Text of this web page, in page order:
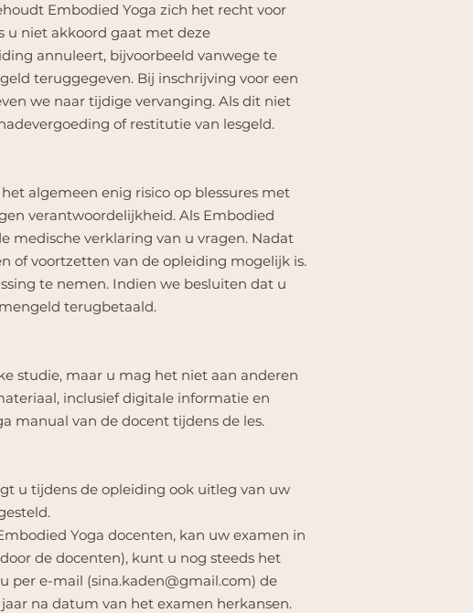
Embodied Yoga zich het recht voor
u niet akkoord gaat met deze
annuleert, bijvoorbeeld vanwege te
teruggegeven. Bij inschrijving voor een
we naar tijdige vervanging. Als dit niet
of restitutie van lesgeld.
algemeen enig risico op blessures met
verantwoordelijkheid. Als Embodied
medische verklaring van u vragen. Nadat
of voortzetten van de opleiding mogelijk is.
te nemen. Indien we besluiten dat u
terugbetaald.
studie, maar u mag het niet aan anderen
inclusief digitale informatie en
manual van de docent tijdens de les.
u tijdens de opleiding ook uitleg van uw
Yoga docenten, kan uw examen in
de docenten), kunt u nog steeds het
per e-mail (sina.kaden@gmail.com) de
na datum van het examen herkansen.